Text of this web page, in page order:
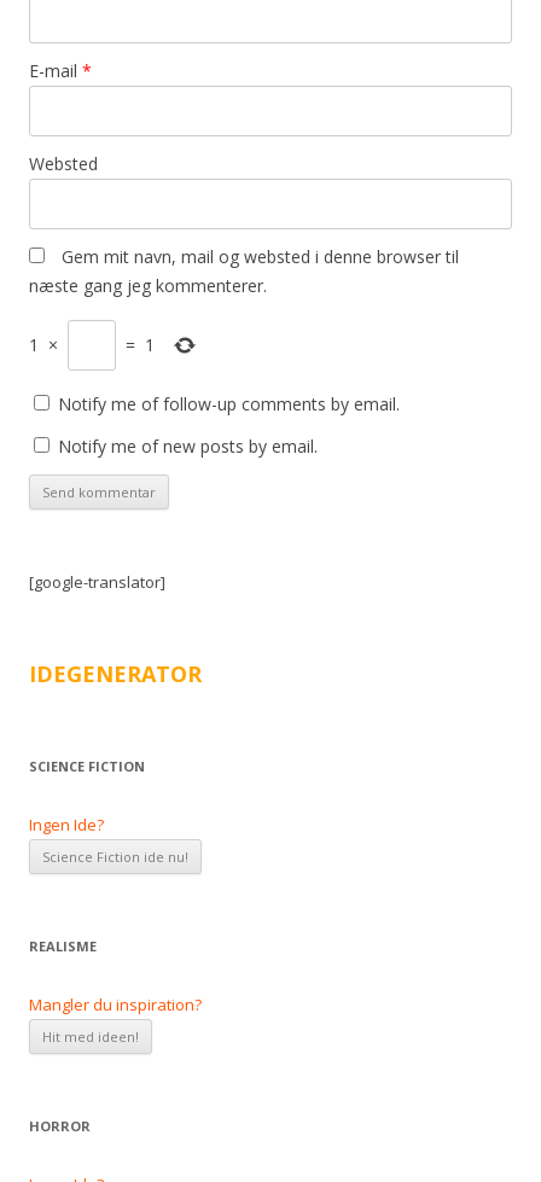
E-mail *
Websted
Gem mit navn, mail og websted i denne browser til
næste gang jeg kommenterer.
1 × = 1
Notify me of follow-up comments by email.
Notify me of new posts by email.
[google-translator]
IDEGENERATOR
SCIENCE FICTION
Ingen Ide?
REALISME
Mangler du inspiration?
HORROR